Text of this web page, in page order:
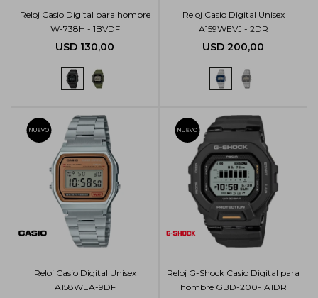
Reloj Casio Digital para hombre
W-738H - 1BVDF
USD 130,00
Reloj Casio Digital Unisex
A159WEVJ - 2DR
USD 200,00
Reloj Casio Digital Unisex
A158WEA-9DF
Reloj G-Shock Casio Digital para
hombre GBD-200-1A1DR